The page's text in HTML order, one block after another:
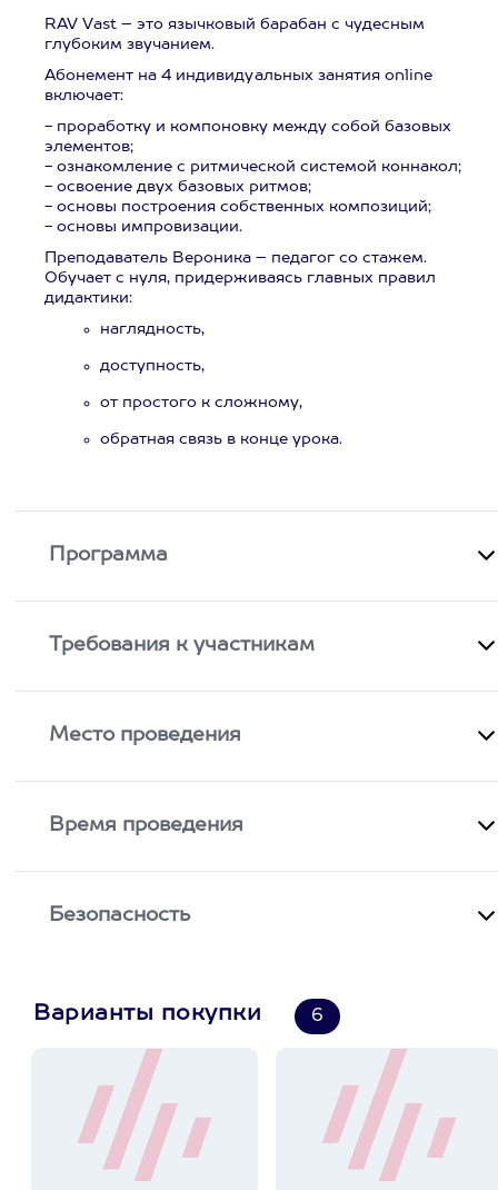
RAV Vast – это язычковый барабан с чудесным
глубоким звучанием.
Абонемент на 4 индивидуальных занятия online
включает:
- проработку и компоновку между собой базовых
элементов;
- ознакомление с ритмической системой коннакол;
- освоение двух базовых ритмов;
- основы построения собственных композиций;
- основы импровизации.
Преподаватель Вероника – педагог со стажем.
Обучает с нуля, придерживаясь главных правил
дидактики:
наглядность,
доступность,
от простого к сложному,
обратная связь в конце урока.
Программа
Требования к участникам
Место проведения
Время проведения
Безопасность
Варианты покупки 6